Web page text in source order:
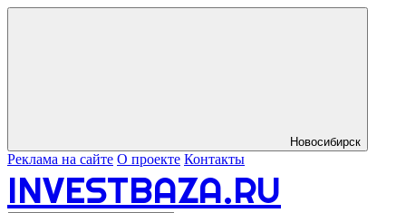
Новосибирск
Реклама на сайте О проекте Контакты
INVESTBAZA.RU